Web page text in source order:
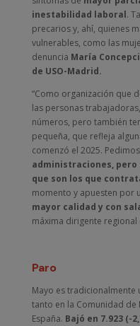
inestabilidad laboral.
precarios y, ahí, quienes
vulnerables, como las
denuncia María
de USO-Madrid.
“Como organización que
las personas
números, pero también
pequeña, que refleja
comenzó el 2025.
administraciones,
que son los que
momento y apuesten por
mayor calidad y con
máxima dirigente regional
Paro
Mayo es tradicionalmente
tanto en la Comunidad
España. Bajó en 7.923 (-